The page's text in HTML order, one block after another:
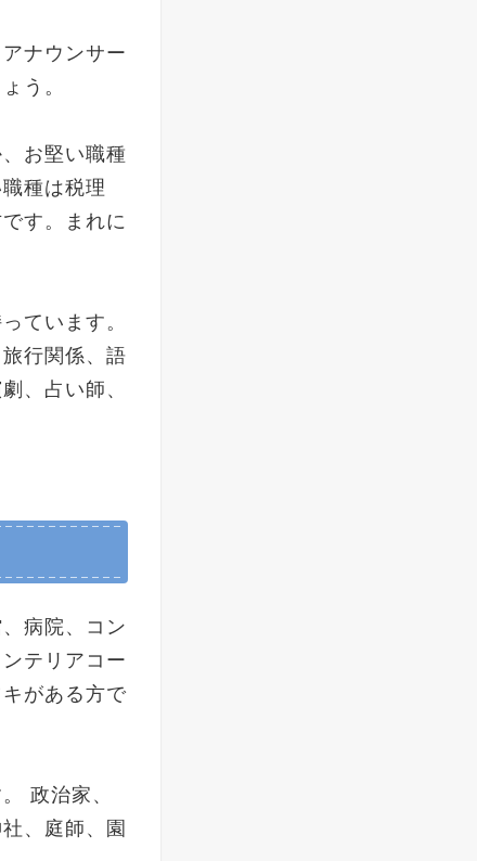
ナウンサー
ょう。
お堅い職種
種は税理
す。まれに
ています。
行関係、語
、占い師、
病院、コン
テリアコー
がある方で
政治家、
、庭師、園